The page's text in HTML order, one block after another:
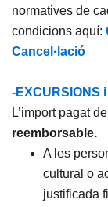
normatives de
condicions aquí:
Cancel·lació
-EXCURSIONS
L’import pagat
reemborsable.
A les
cultural o
justificada